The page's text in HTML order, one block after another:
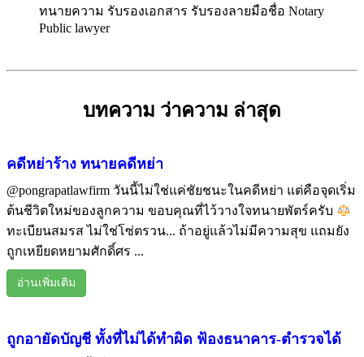
ทนายความ รับรองเอกสาร รับรองลายมือชื่อ Notary
Public lawyer
บทความ ว่าความ ล่าสุด
คดีหย่าร้าง ทนายคดีหย่า
@pongrapatlawfirm วันนี้ไม่ใช่แค่ชัยชนะในคดีหย่า แต่คือจุดเริ่ม
ต้นชีวิตใหม่ของลูกความ ขอบคุณที่ไว้วางใจทนายพัตร์ครับ
ทะเบียนสมรส ไม่ใช่โซ่ตรวน... ถ้าอยู่แล้วไม่มีความสุข แถมยัง
ถูกเหยียดหยามศักดิ์ศร ...
อ่านเพิ่มเติม
ถูกอายัดบัญชี ทั้งที่ไม่ได้ทำผิด ฟ้องธนาคาร-ตำรวจได้